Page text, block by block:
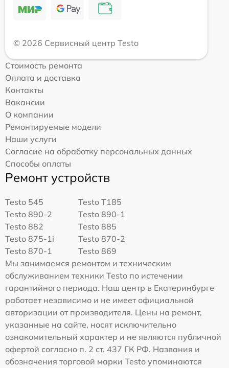
© 2026 Сервисный центр Testo
Стоимость ремонта
Оплата и доставка
Контакты
Вакансии
О компании
Ремонтируемые модели
Наши услуги
Согласие на обработку персональных данных
Способы оплаты
Ремонт устройств
Testo 545
Testo T185
Testo 890-2
Testo 890-1
Testo 882
Testo 885
Testo 875-1i
Testo 870-2
Testo 870-1
Testo 869
Мы занимаемся ремонтом и техническим
обслуживанием техники Testo по истечении
гарантийного периода. Наш центр в Екатеринбурге
работает независимо и не имеет официальной
авторизации от производителя. Цены на ремонт,
указанные на сайте, носят исключительно
ознакомительный характер и не являются публичной
офертой согласно п. 2 ст. 437 ГК РФ. Названия и
обозначения торговой марки Testo упоминаются